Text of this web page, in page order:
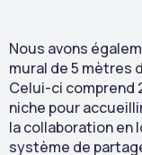
Nous avons
mural de 5 mètres
Celui-ci comprend
niche pour
la collaboration en
système de